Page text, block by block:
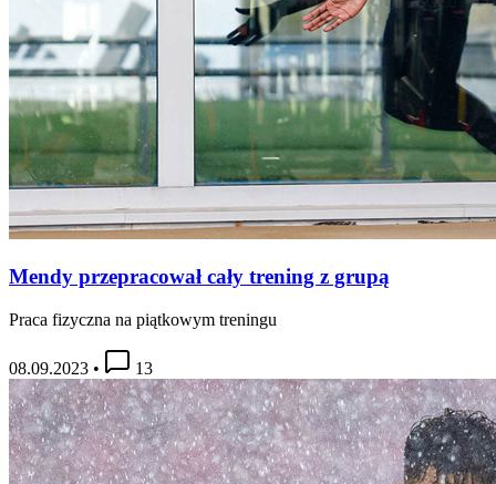
Mendy przepracował cały trening z grupą
Praca fizyczna na piątkowym treningu
08.09.2023 • 13